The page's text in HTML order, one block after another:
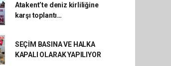
Atakent’te deniz kirliliğine
karşı toplantı…
SEÇİM BASINA VE HALKA
KAPALI OLARAK YAPILIYOR